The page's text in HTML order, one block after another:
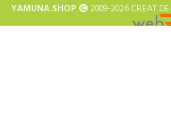
YAMUNA.SHOP 2009-2026 CREAT DE